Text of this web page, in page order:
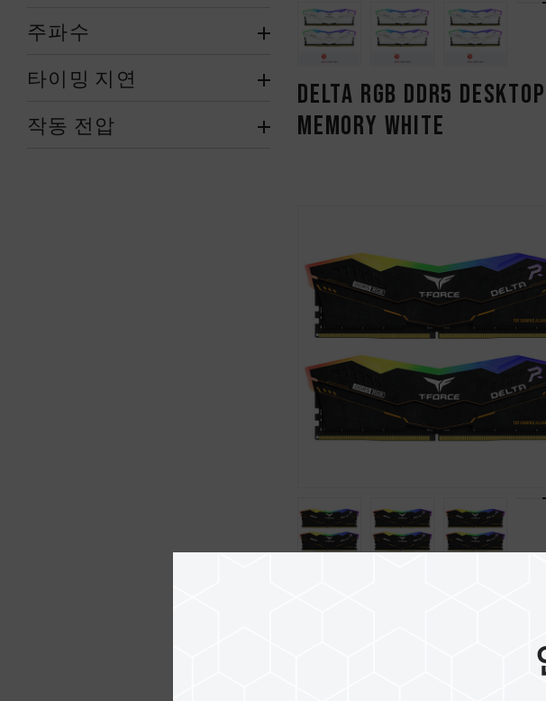
주파수
타이밍 지연
작동 전압
DELTA RGB DDR5 DESKTOP
MEMORY WHITE